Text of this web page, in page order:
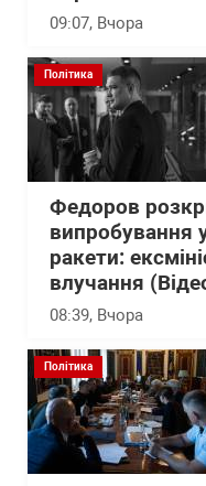
09:07, Вчора
Політика
Федоров
випробування
ракети:
влучання
08:39, Вчора
Політика